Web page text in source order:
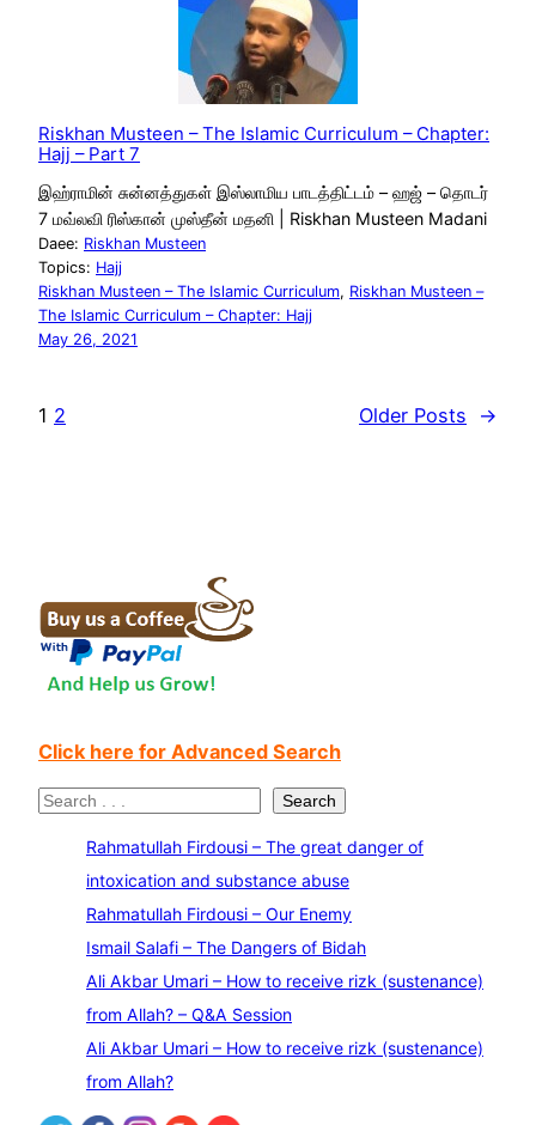
Riskhan Musteen – The Islamic Curriculum – Chapter:
Hajj – Part 7
இஹ்ராமின் சுன்னத்துகள் இஸ்லாமிய பாடத்திட்டம் – ஹஜ் – தொடர்
7 மவ்லவி ரிஸ்கான் முஸ்தீன் மதனி | Riskhan Musteen Madani
Daee: Riskhan Musteen
Topics: Hajj
Riskhan Musteen – The Islamic Curriculum, Riskhan Musteen –
The Islamic Curriculum – Chapter: Hajj
May 26, 2021
1 2 Older Posts →
Click here for Advanced Search
S
Search
Rahmatullah Firdousi – The great danger of
intoxication and substance abuse
Rahmatullah Firdousi – Our Enemy
Ismail Salafi – The Dangers of Bidah
Ali Akbar Umari – How to receive rizk (sustenance)
from Allah? – Q&A Session
Ali Akbar Umari – How to receive rizk (sustenance)
from Allah?